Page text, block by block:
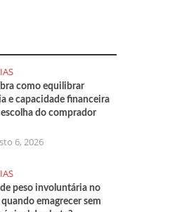
como equilibrar
e capacidade financeira
escolha do comprador
6, 2026
de peso involuntária no
emagrecer sem